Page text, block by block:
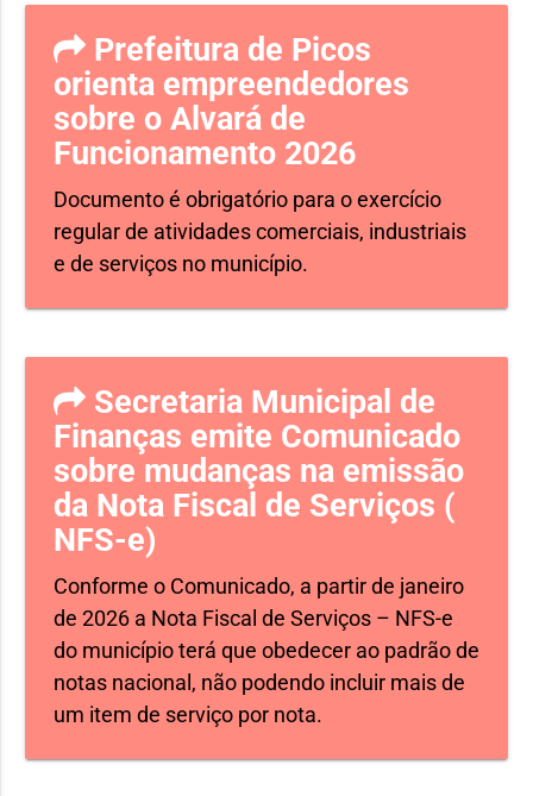
Prefeitura de Picos
orienta empreendedores
sobre o Alvará de
Funcionamento 2026
Documento é obrigatório para o exercício
regular de atividades comerciais, industriais
e de serviços no município.
Secretaria Municipal de
Finanças emite Comunicado
sobre mudanças na emissão
da Nota Fiscal de Serviços (
NFS-e)
Conforme o Comunicado, a partir de janeiro
de 2026 a Nota Fiscal de Serviços – NFS-e
do município terá que obedecer ao padrão de
notas nacional, não podendo incluir mais de
um item de serviço por nota.